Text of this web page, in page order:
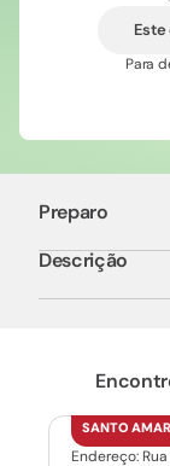
Para
Preparo
Descrição
SANTO
Endereço: